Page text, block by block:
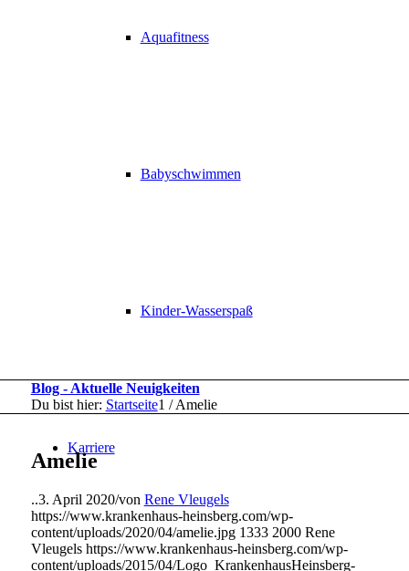
Aquafitness
Babyschwimmen
Kinder-Wasserspaß
Karriere
Blog - Aktuelle Neuigkeiten
Du bist hier: Startseite1 / Amelie
Amelie
..3. April 2020/von Rene Vleugels
https://www.krankenhaus-heinsberg.com/wp-
content/uploads/2020/04/amelie.jpg 1333 2000 Rene
Vleugels https://www.krankenhaus-heinsberg.com/wp-
content/uploads/2015/04/Logo_KrankenhausHeinsberg-